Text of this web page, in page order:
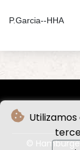
P.Garcia--HHA
©